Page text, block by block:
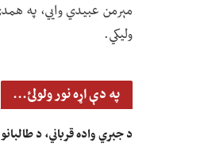
مېرمن عبیدي وايي، په
ولیکي.
په دې اړه نور ولولئ...
د جبري واده قرباني، د